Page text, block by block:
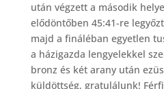
után végzett a második
elődöntőben 45:41-re
majd a fináléban egyetlen
a házigazda lengyelekkel
bronz és két arany után
küldöttség, gratulálunk!